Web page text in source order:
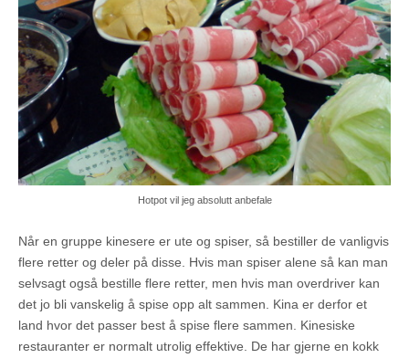
Hotpot vil jeg absolutt anbefale
Når en gruppe kinesere er ute og spiser, så bestiller de vanligvis
flere retter og deler på disse. Hvis man spiser alene så kan man
selvsagt også bestille flere retter, men hvis man overdriver kan
det jo bli vanskelig å spise opp alt sammen. Kina er derfor et
land hvor det passer best å spise flere sammen. Kinesiske
restauranter er normalt utrolig effektive. De har gjerne en kokk